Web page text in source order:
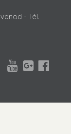
- Tél.


